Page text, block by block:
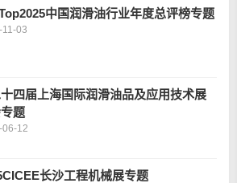
中国润滑油行业年度总评榜专题
03
四届上海国际润滑油品及应用技术展
题
12
长沙工程机械展专题